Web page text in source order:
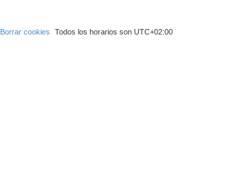
Todos los horarios son UTC+02:00
Borrar cookies